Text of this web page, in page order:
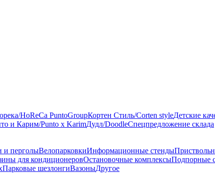
HoReCa PuntoGroupКортен Стиль/Corten styleДетские
и Карим/Punto x KarimДудл/DoodleСпецпредложение склада
и перголыВелопарковкиИнформационные стенды
для кондиционеровОстановочные комплексыПодпорные
Парковые шезлонгиВазоныДругое